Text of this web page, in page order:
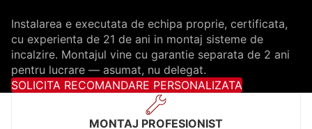
Instalarea e executata de echipa proprie, certificata,
cu experienta de 21 de ani in montaj sisteme de
incalzire. Montajul vine cu garantie separata de 2 ani
pentru lucrare — asumat, nu delegat.
SOLICITA RECOMANDARE PERSONALIZATA
MONTAJ PROFESIONIST